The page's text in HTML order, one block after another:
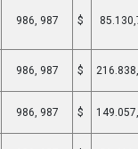
986, 987 $
986, 987 $
986, 987 $